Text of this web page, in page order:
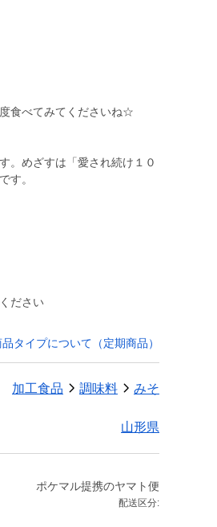
食べてみてくださいね☆
。めざすは「愛され続け１０
す。
ださい
タイプについて（定期商品）
加工食品 調味料 みそ
山形県
ポケマル提携のヤマト便
配送区分: